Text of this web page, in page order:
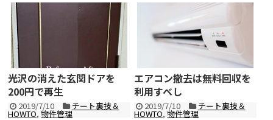
光沢の消えた玄関ドアを
200円で再生
2019/7/10 チート裏技＆
HOWTO, 物件管理
エアコン撤去は無料回収を
利用すべし
2019/7/10 チート裏技＆
HOWTO,物件管理